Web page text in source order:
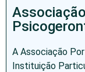
A Associação
Instituição